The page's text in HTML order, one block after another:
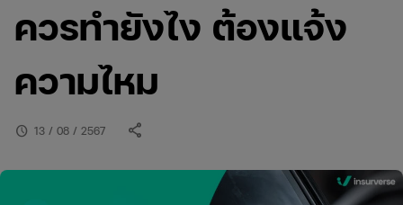
ควรทำยังไง ต้องแจ้ง
ความไหม
schedule 13 / 08 / 2567 share